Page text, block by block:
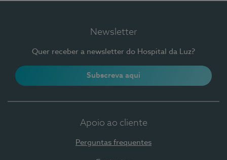
Newsletter
Quer receber a newsletter do Hospital da Luz?
Subscreva aqui
Apoio ao cliente
Perguntas frequentes